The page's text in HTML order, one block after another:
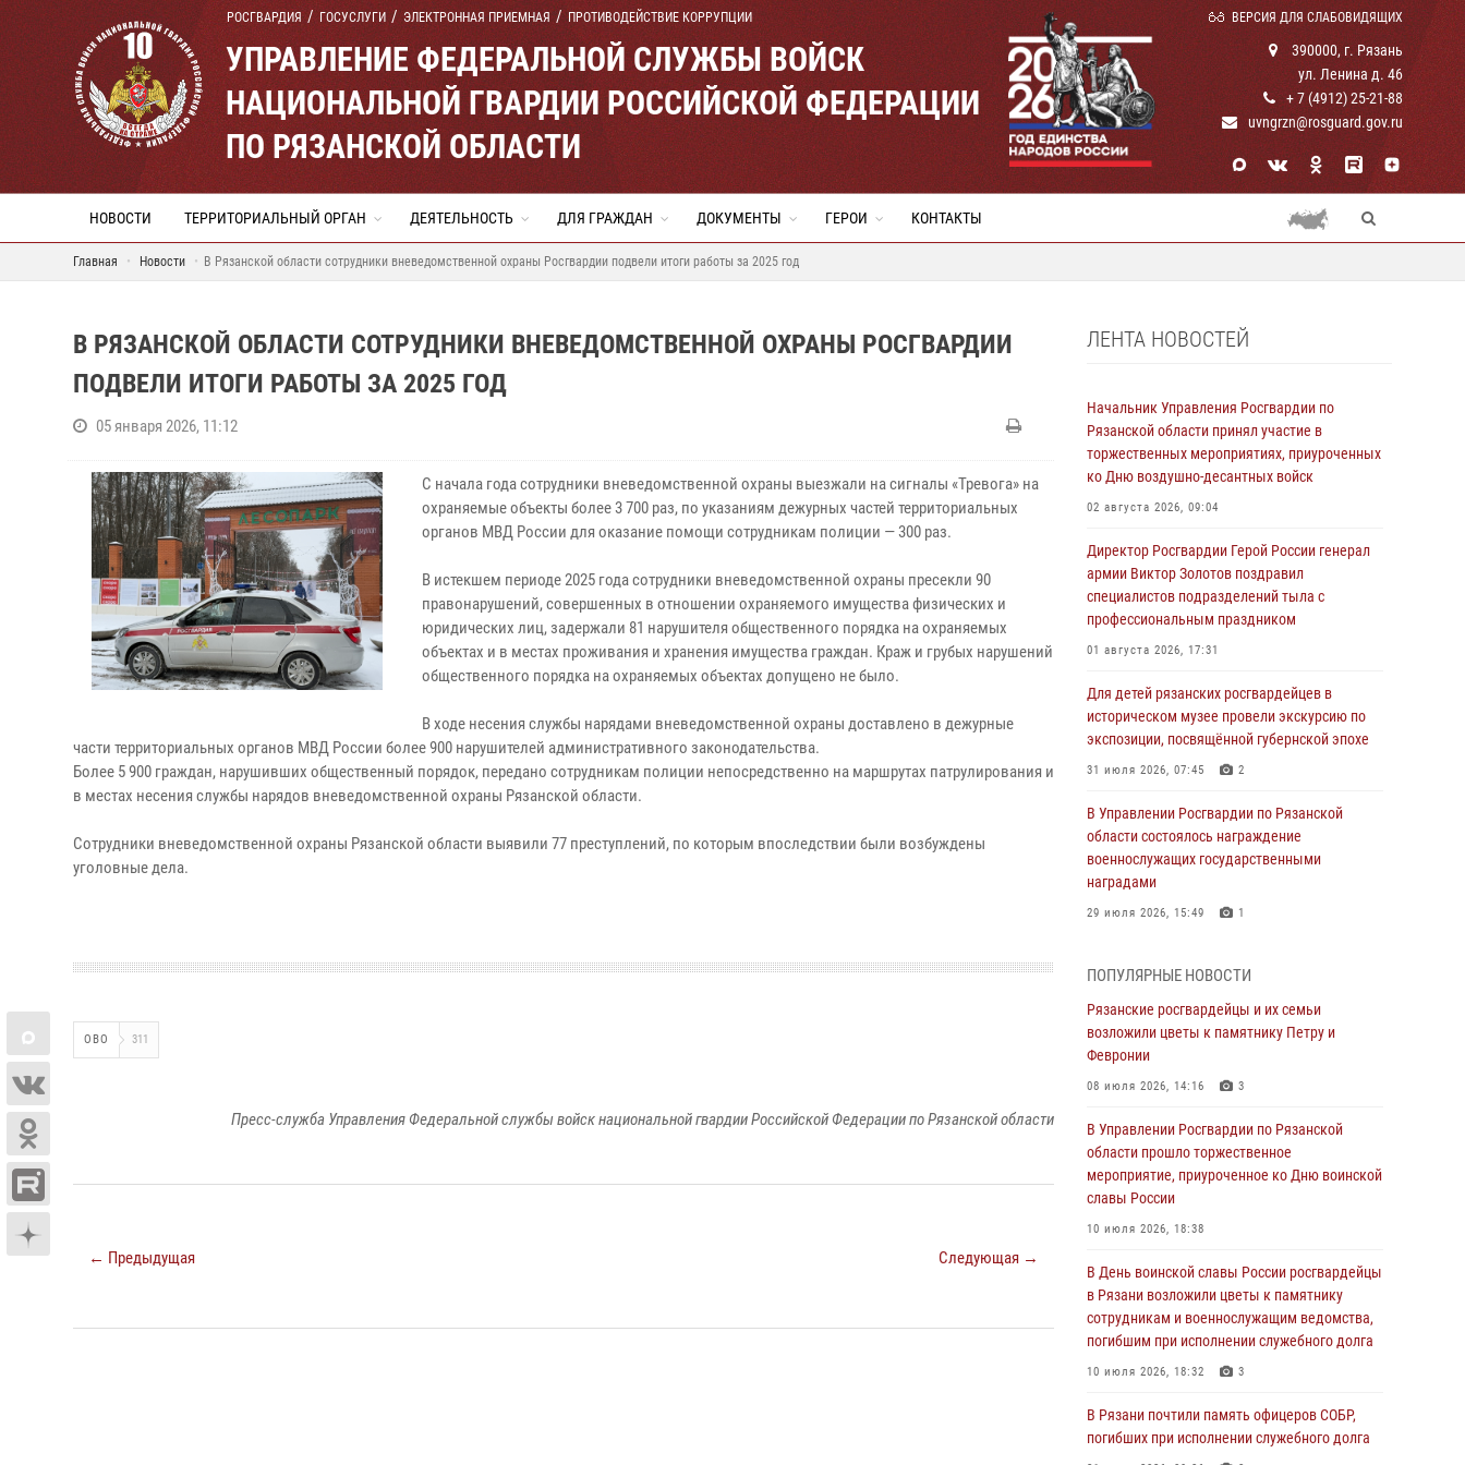
РОСГВАРДИЯ ГОСУСЛУГИ ЭЛЕКТРОННАЯ ПРИЕМНАЯ ПРОТИВОДЕЙСТВИЕ КОРРУПЦИИ ВЕРСИЯ ДЛЯ СЛАБОВИДЯЩИХ
УПРАВЛЕНИЕ ФЕДЕРАЛЬНОЙ СЛУЖБЫ ВОЙСК
НАЦИОНАЛЬНОЙ ГВАРДИИ РОССИЙСКОЙ ФЕДЕРАЦИИ
ПО РЯЗАНСКОЙ ОБЛАСТИ
390000, г. Рязань
ул. Ленина д. 46
+ 7 (4912) 25-21-88
uvngrzn@rosguard.gov.ru
НОВОСТИ ТЕРРИТОРИАЛЬНЫЙ ОРГАН ДЕЯТЕЛЬНОСТЬ ДЛЯ ГРАЖДАН ДОКУМЕНТЫ ГЕРОИ КОНТАКТЫ
Главная Новости В Рязанской области сотрудники вневедомственной охраны Росгвардии подвели итоги работы за 2025 год
В РЯЗАНСКОЙ ОБЛАСТИ СОТРУДНИКИ ВНЕВЕДОМСТВЕННОЙ ОХРАНЫ РОСГВАРДИИ
ПОДВЕЛИ ИТОГИ РАБОТЫ ЗА 2025 ГОД
05 января 2026, 11:12
С начала года сотрудники вневедомственной охраны выезжали на сигналы «Тревога» на
охраняемые объекты более 3 700 раз, по указаниям дежурных частей территориальных
органов МВД России для оказание помощи сотрудникам полиции — 300 раз.
В истекшем периоде 2025 года сотрудники вневедомственной охраны пресекли 90
правонарушений, совершенных в отношении охраняемого имущества физических и
юридических лиц, задержали 81 нарушителя общественного порядка на охраняемых
объектах и в местах проживания и хранения имущества граждан. Краж и грубых нарушений
общественного порядка на охраняемых объектах допущено не было.
В ходе несения службы нарядами вневедомственной охраны доставлено в дежурные
части территориальных органов МВД России более 900 нарушителей административного законодательства.
Более 5 900 граждан, нарушивших общественный порядок, передано сотрудникам полиции непосредственно на маршрутах патрулирования и
в местах несения службы нарядов вневедомственной охраны Рязанской области.
Сотрудники вневедомственной охраны Рязанской области выявили 77 преступлений, по которым впоследствии были возбуждены
уголовные дела.
ОВО 311
Пресс-служба Управления Федеральной службы войск национальной гвардии Российской Федерации по Рязанской области
← Предыдущая Следующая →
ЛЕНТА НОВОСТЕЙ
Начальник Управления Росгвардии по
Рязанской области принял участие в
торжественных мероприятиях, приуроченных
ко Дню воздушно-десантных войск
02 августа 2026, 09:04
Директор Росгвардии Герой России генерал
армии Виктор Золотов поздравил
специалистов подразделений тыла с
профессиональным праздником
01 августа 2026, 17:31
Для детей рязанских росгвардейцев в
историческом музее провели экскурсию по
экспозиции, посвящённой губернской эпохе
31 июля 2026, 07:45 2
В Управлении Росгвардии по Рязанской
области состоялось награждение
военнослужащих государственными
наградами
29 июля 2026, 15:49 1
Крещении Руси
28 июля 2026, 09:22 1
При силовой поддержке ОМОН житель
Касимовского округа лишён гражданства
законодательства
27 июля 2026, 15:26
Офицер вневедомственной охраны в эфире
23 июля 2026, 09:02
В Рязани почтили память офицеров СОБР,
погибших при исполнении служебного долга
21 июля 2026, 09:36 3
Рязанские сотрудники лицензионно-
разрешительной работы Росгвардии подвели
результаты за 6 месяцев 2026 года (видео)
ПОПУЛЯРНЫЕ НОВОСТИ
Рязанские росгвардейцы и их семьи
возложили цветы к памятнику Петру и
Февронии
08 июля 2026, 14:16 3
В Управлении Росгвардии по Рязанской
области прошло торжественное
мероприятие, приуроченное ко Дню воинской
славы России
10 июля 2026, 18:38
В День воинской славы России росгвардейцы
в Рязани возложили цветы к памятнику
сотрудникам и военнослужащим ведомства,
погибшим при исполнении служебного долга
10 июля 2026, 18:32 3
В Рязани почтили память офицеров СОБР,
погибших при исполнении служебного долга